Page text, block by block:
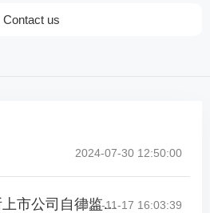
Contact us
2024-07-30 12:50:00
2025-11-17 16:03:39
深圳证券交易所上市公司自律监管指引第2号——创业板上市公司规范运作（2025年修订